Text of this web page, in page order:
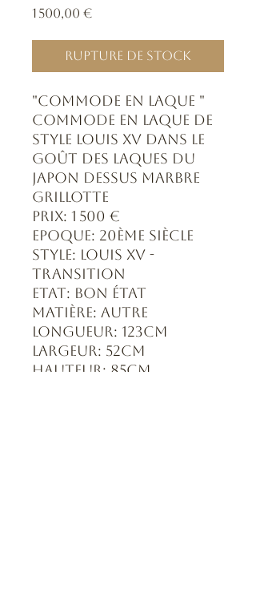
1 500,00 €
Rupture de stock
"Commode en laque "
Commode en laque de
style Louis XV dans le
goût des laques du
japon dessus marbre
grillotte
Prix: 1 500 €
Epoque: 20ème siècle
Style: Louis XV -
Transition
Etat: Bon état
Matière: Autre
Longueur: 123cm
Largeur: 52cm
Hauteur: 85cm